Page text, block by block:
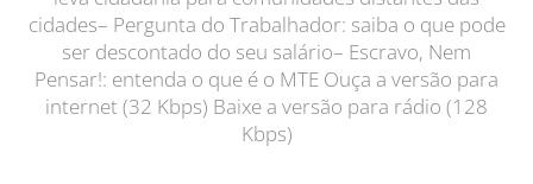
cidades– Pergunta do Trabalhador: saiba o que pode
ser descontado do seu salário– Escravo, Nem
Pensar!: entenda o que é o MTE Ouça a versão para
internet (32 Kbps) Baixe a versão para rádio (128
Kbps)